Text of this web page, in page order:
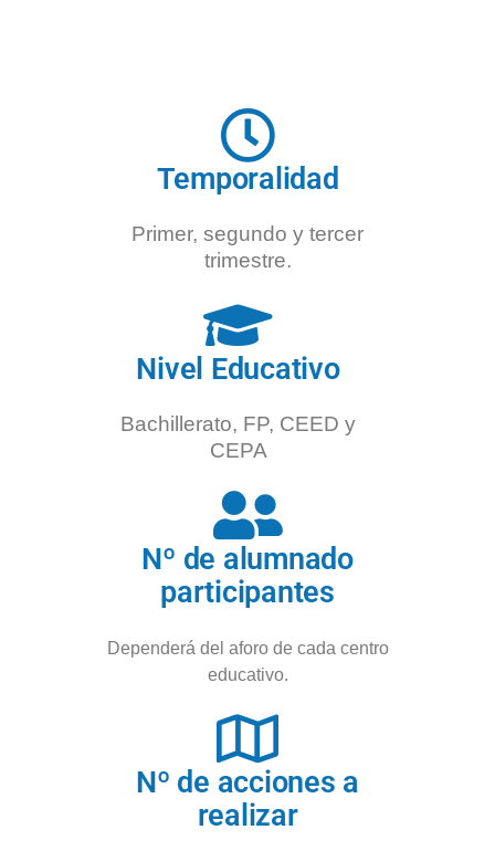
Temporalidad
Primer, segundo y tercer
trimestre.
Nivel Educativo
Bachillerato, FP, CEED y
CEPA
Nº de alumnado
participantes
Dependerá del aforo de cada centro
educativo.
Nº de acciones a
realizar